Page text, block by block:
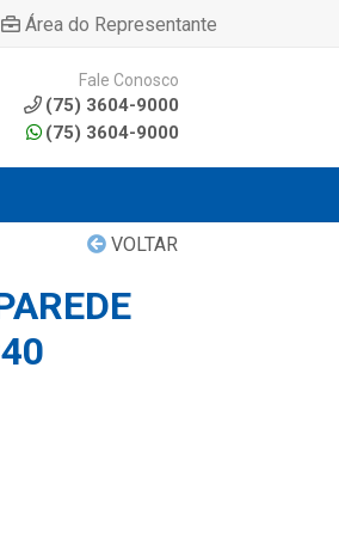
Área do Representante
Fale Conosco
(75) 3604-9000
(75) 3604-9000
VOLTAR